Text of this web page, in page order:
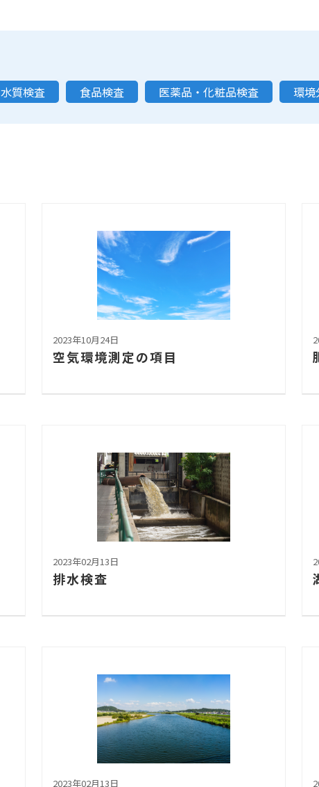
水質検査 食品検査 医薬品・化粧品検査 環境
2023年10月24日
空気環境測定の項目
2023年02月13日
排水検査
2023年02月13日